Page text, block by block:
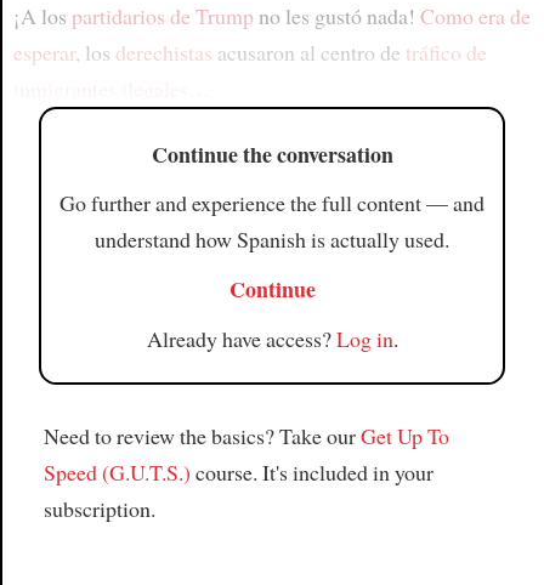
¡A los partidarios de Trumpno les gustó nada! Como era de
esperar, los derechistas acusaron al centro de tráfico de
Continue the conversation
Go further and experience the full content — and
understand how Spanish is actually used.
Continue
Already have access?Log in.
Need to review the basics? Take ourGet Up To
Speed (G.U.T.S.) course. It's included in your
subscription.